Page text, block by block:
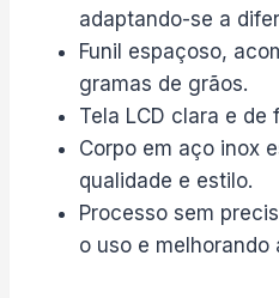
adaptando-se a
Funil espaçoso,
gramas de grãos.
Tela LCD clara e de
Corpo em aço inox
qualidade e estilo.
Processo sem
o uso e melhorando